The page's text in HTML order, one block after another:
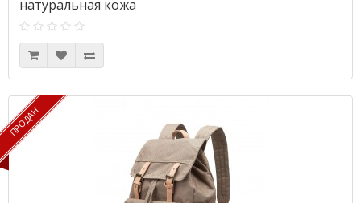
натуральная кожа
ПРОДАН
ПРОДАН